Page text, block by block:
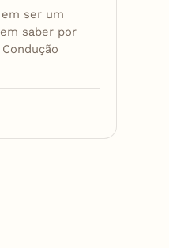
ser um
saber por